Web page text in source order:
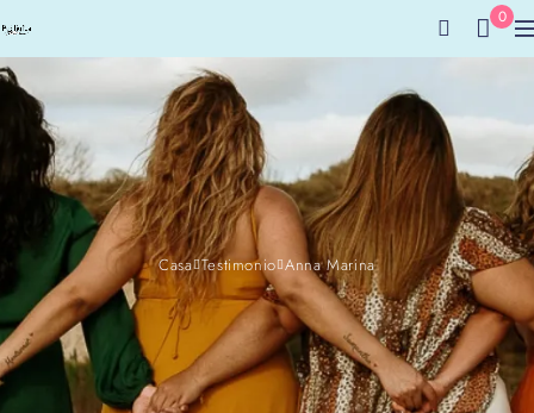
0
Casa Testimonio Anna Marina